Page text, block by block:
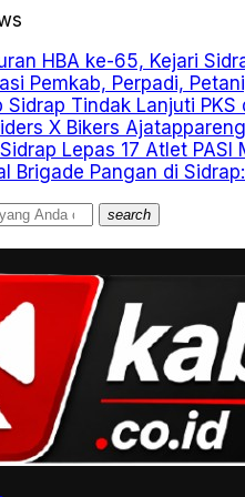
HBA ke-65, Kejari
Pemkab, Perpadi,
Sidrap Tindak Lanjuti
X Bikers
Lepas 17 Atlet
Brigade Pangan di
search